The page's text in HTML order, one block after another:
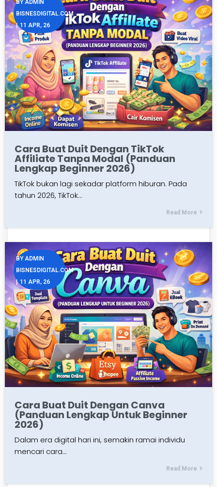
Cara Buat Duit Dengan TikTok
Affiliate Tanpa Modal (Panduan
Lengkap Beginner 2026)
BYADMIN
BISNESDIGITAL.COM
| 11 APR, 26
TikTok bukan lagi sekadar platform hiburan. Pada
tahun 2026, TikTok…
Read More
Cara Buat Duit Dengan Canva
(Panduan Lengkap Untuk Beginner
2026)
BY ADMIN
BISNESDIGITAL.COM
| 11 APR, 26
Dalam era digital hari ini, semakin ramai individu
mencari cara…
Read More